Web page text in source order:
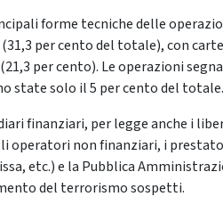
forme tecniche delle
per cento del totale), con
per cento). Le operazioni
state solo il 5 per cento del totale.
finanziari, per legge anche i
operatori non finanziari, i
etc.) e la Pubblica
del terrorismo sospetti.